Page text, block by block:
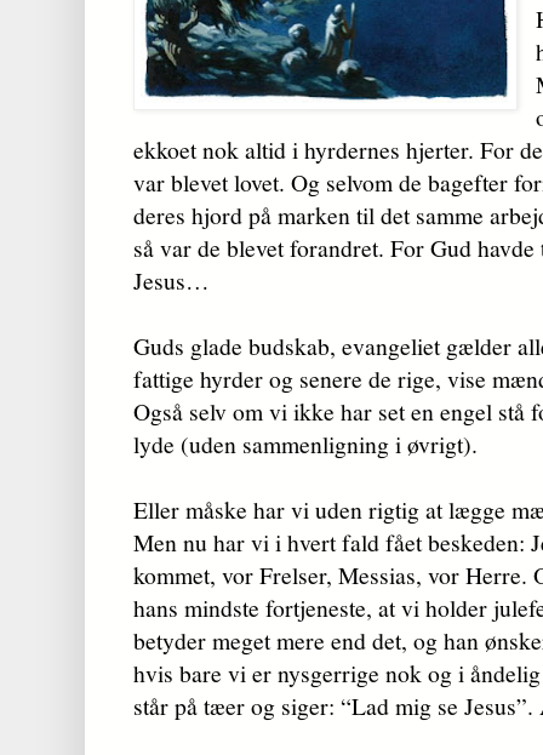
ekkoet nok altid i hyrdernes hjerter. For
var blevet lovet. Og selvom de bagefter
deres hjord på marken til det samme
så var de blevet forandret. For Gud
Jesus…
Guds glade budskab, evangeliet gælder
fattige hyrder og senere de rige, vise
Også selv om vi ikke har set en engel stå
lyde (uden sammenligning i øvrigt).
Eller måske har vi uden rigtig at lægge
Men nu har vi i hvert fald fået beskeden:
kommet, vor Frelser, Messias, vor Herre.
hans mindste fortjeneste, at vi holder
betyder meget mere end det, og han
hvis bare vi er nysgerrige nok og i
står på tæer og siger: “Lad mig se Jesus”.